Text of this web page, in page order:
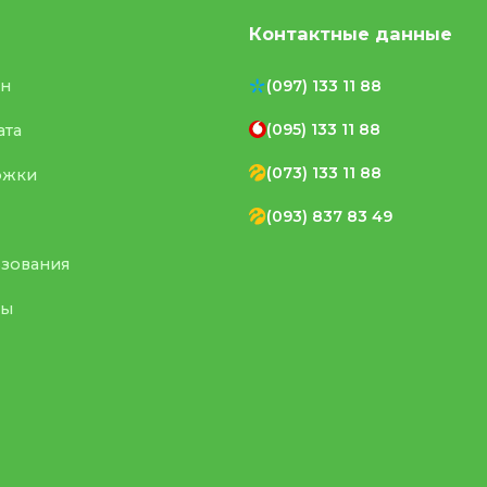
Контактные данные
(097) 133 11 88
(095) 133 11 88
(073) 133 11 88
(093) 837 83 49